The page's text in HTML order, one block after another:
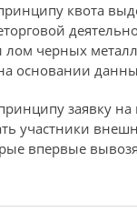
квота
черных
основании
заявку
участники
впервые